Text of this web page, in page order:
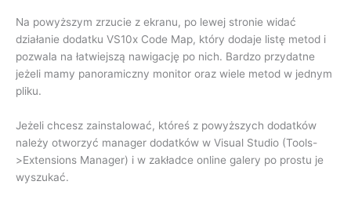
Na powyższym zrzucie z ekranu, po lewej stronie widać
działanie dodatku VS10x Code Map, który dodaje listę metod i
pozwala na łatwiejszą nawigację po nich. Bardzo przydatne
jeżeli mamy panoramiczny monitor oraz wiele metod w jednym
pliku.
Jeżeli chcesz zainstalować, któreś z powyższych dodatków
należy otworzyć manager dodatków w Visual Studio (Tools-
>Extensions Manager) i w zakładce online galery po prostu je
wyszukać.